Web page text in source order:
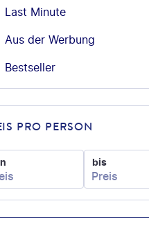
Last Minute
Aus der Werbung
Bestseller
PRO PERSON
bis